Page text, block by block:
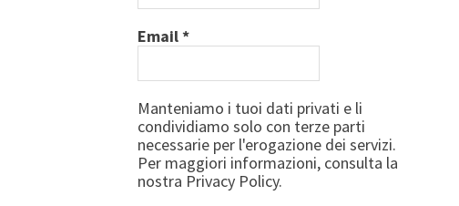
Email*
Manteniamo i tuoi dati privati e li
condividiamo solo con terze parti
necessarie per l'erogazione dei servizi.
Per maggiori informazioni, consulta la
nostra Privacy Policy.